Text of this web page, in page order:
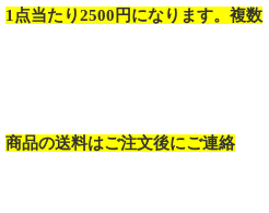
1点当たり2500円になります。複数
商品の送料はご注文後にご連絡